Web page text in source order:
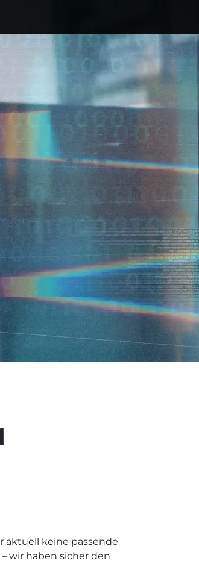
aktuell keine passende
wir haben sicher den